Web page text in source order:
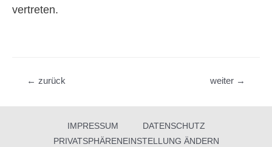
vertreten.
Beitragsnavigation
← zurück weiter →
IMPRESSUM
DATENSCHUTZ
PRIVATSPHÄRENEINSTELLUNG ÄNDERN